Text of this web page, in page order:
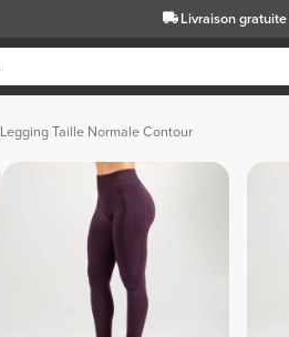
Livraison gratuite
Legging Taille Normale Contour